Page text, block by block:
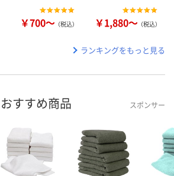
￥700～ （税込） ￥1,880～ （税込）
ランキングをもっと見る
すすめ商品 スポンサー